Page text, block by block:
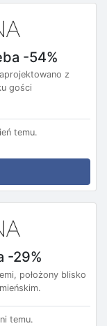
-54%
z
gości
temu.
-29%
położony blisko
temu.